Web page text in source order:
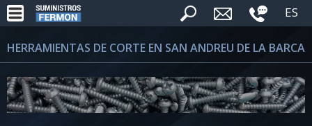
ES
HERRAMIENTAS DE CORTE EN SAN ANDREU DE LA BARCA